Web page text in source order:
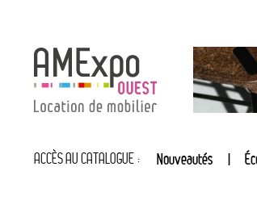
ACCÈS AU CATALOGUE : Nouveautés